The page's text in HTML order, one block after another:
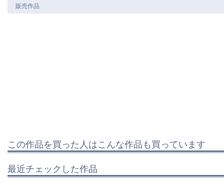
販売作品
この作品を買った人はこんな作品も買っています
最近チェックした作品